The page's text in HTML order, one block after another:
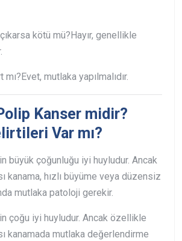
kötü mü?Hayır, genellikle
mı?Evet, mutlaka yapılmalıdır.
Kanser midir?
Var mı?
büyük çoğunluğu iyi huyludur. Ancak
kanama, hızlı büyüme veya düzensiz
mutlaka patoloji gerekir.
çoğu iyi huyludur. Ancak özellikle
kanamada mutlaka değerlendirme